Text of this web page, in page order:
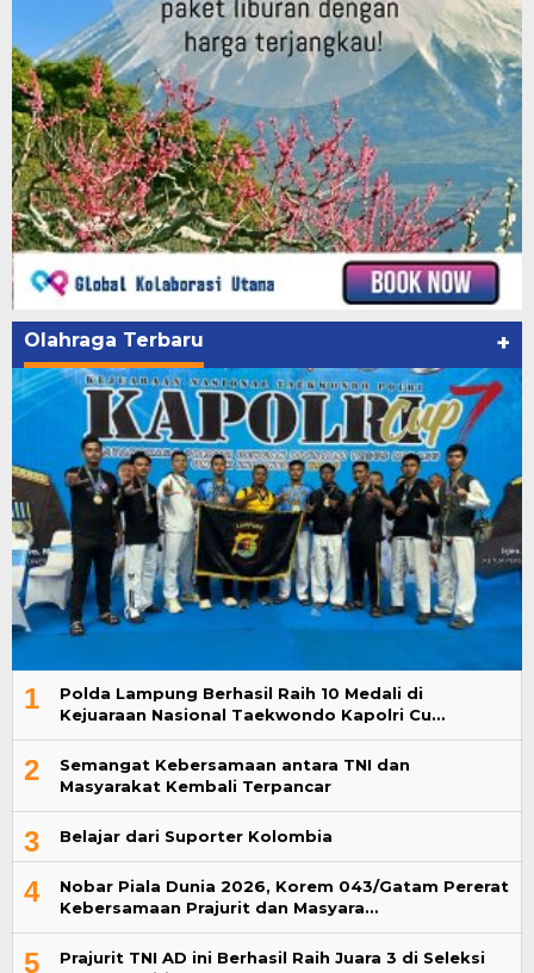
Olahraga Terbaru +
1
Polda Lampung Berhasil Raih 10 Medali di
Kejuaraan Nasional Taekwondo Kapolri Cu…
2
Semangat Kebersamaan antara TNI dan
Masyarakat Kembali Terpancar
3 Belajar dari Suporter Kolombia
4
Nobar Piala Dunia 2026, Korem 043/Gatam Pererat
Kebersamaan Prajurit dan Masyara…
5
Prajurit TNI AD ini Berhasil Raih Juara 3 di Seleksi